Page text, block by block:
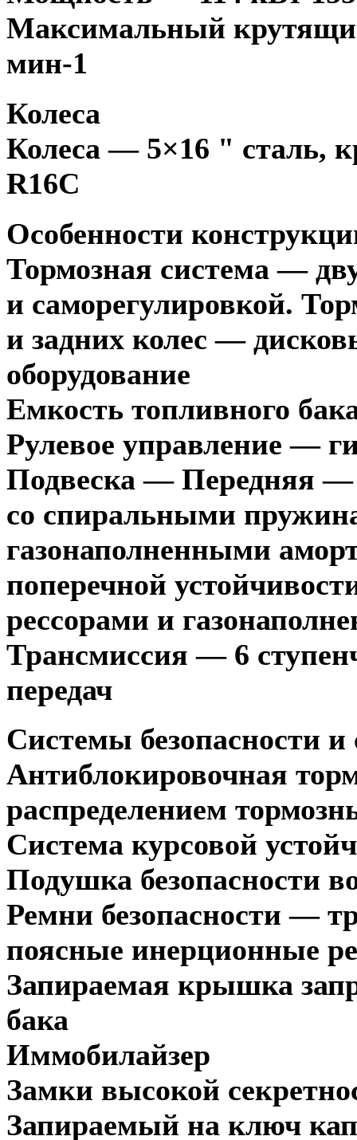
Максимальный
мин-1
Колеса
Колеса — 5×16 " сталь,
R16C
Особенности
Тормозная система —
и саморегулировкой.
и задних колес —
оборудование
Емкость топливного
Рулевое управление —
Подвеска — Передняя —
со спиральными
газонаполненными
поперечной
рессорами и
Трансмиссия — 6
передач
Системы безопасности
Антиблокировочная
распределением
Система курсовой
Подушка безопасности
Ремни безопасности —
поясные инерционные
Запираемая крышка
бака
Иммобилайзер
Замки высокой
Запираемый на ключ